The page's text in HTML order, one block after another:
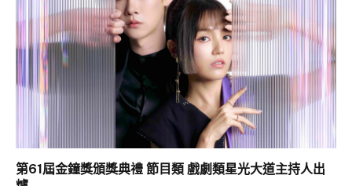
第61屆金鐘獎頒獎典禮 節目類 戲劇類星光大道主持人出